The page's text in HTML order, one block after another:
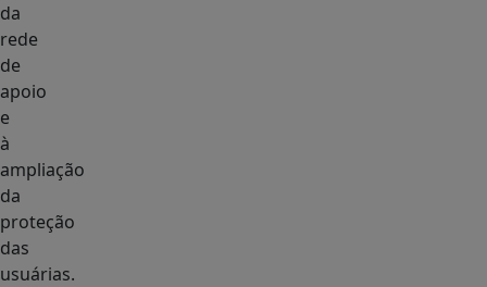
da
rede
de
apoio
e
à
ampliação
da
proteção
das
usuárias.